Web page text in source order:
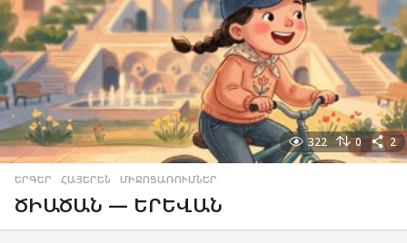
322 0 2
ԵՐԳԵՐ ,ՀԱՅԵՐԵՆ ,ՄԻՋՈՑԱՌՈՒՄՆԵՐ
ԾԻԱԾԱՆ — ԵՐԵՎԱՆ